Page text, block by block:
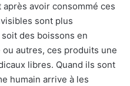
avoir consommé ces
sont plus
des boissons en
autres, ces produits une
libres. Quand ils sont
humain arrive à les